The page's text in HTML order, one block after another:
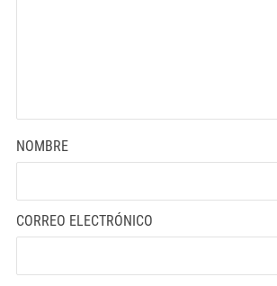
NOMBRE
CORREO ELECTRÓNICO